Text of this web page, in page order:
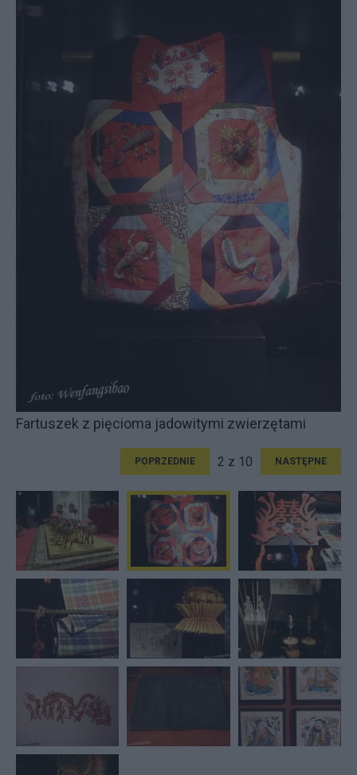
Fartuszek z pięcioma jadowitymi zwierzętami
POPRZEDNIE 2 z 10 NASTĘPNE